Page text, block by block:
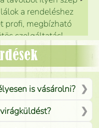
a rendeléshez
profi, megbízható
szolgáltatás!
Mónika
is vásárolni?